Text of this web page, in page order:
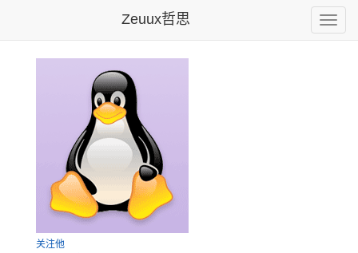
Toggle
Zeuux哲思
关注他